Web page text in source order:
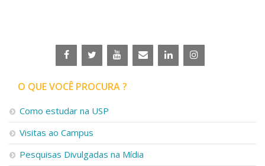
Linhas de Pesquisa
Centros, Núcleos e Projetos em Rede
Iniciação Científica
Empresas Juniores
Extensão à Comunidade
Projetos, Programas e Cursos
Artes, Cultura e Esportes
O QUE VOCÊ PROCURA ?
Como estudar na USP
Visitas ao Campus
Pesquisas Divulgadas na Mídia